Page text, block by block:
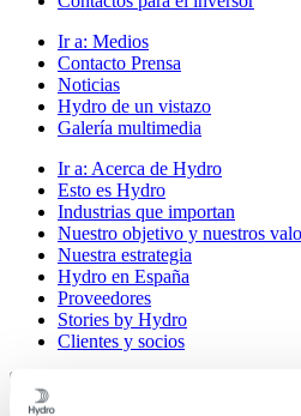
Ir a: Medios
Contacto Prensa
Noticias
Hydro de un vistazo
Galería multimedia
Ir a: Acerca de Hydro
Esto es Hydro
Industrias que importan
Nuestro objetivo y nuestros
Nuestra estrategia
Hydro en España
Proveedores
Stories by Hydro
Clientes y socios
Volver al menú principal